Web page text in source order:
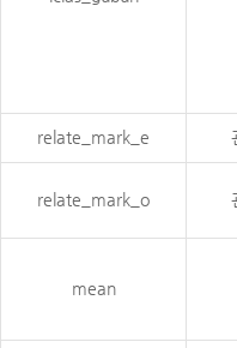
relate_mark_e
relate_mark_o
mean